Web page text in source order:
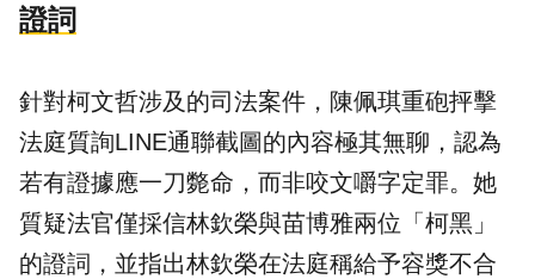
證詞
針對柯文哲涉及的司法案件，陳佩琪重砲抨擊
法庭質詢LINE通聯截圖的內容極其無聊，認為
若有證據應一刀斃命，而非咬文嚼字定罪。她
質疑法官僅採信林欽榮與苗博雅兩位「柯黑」
的證詞，並指出林欽榮在法庭稱給予容獎不合